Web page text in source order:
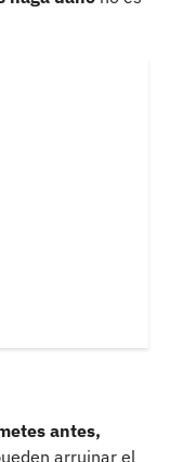
antes,
arruinar el